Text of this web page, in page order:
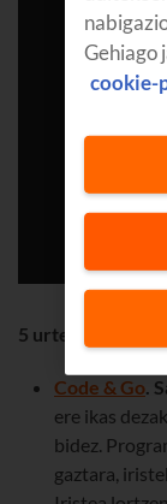
5 urtetik
Code & Go
ere ikas
bidez.
gaztara,
Gehiago
cookie-